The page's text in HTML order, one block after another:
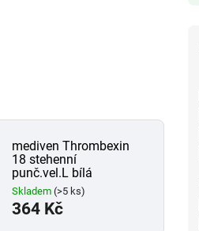
mediven Thrombexin
18 stehenní
punč.vel.L bílá
Skladem(>5 ks)
364 Kč